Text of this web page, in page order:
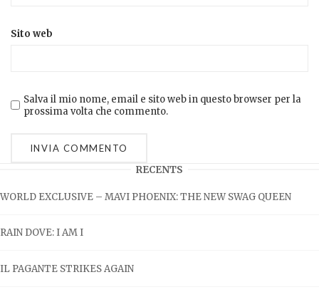
Sito web
Salva il mio nome, email e sito web in questo browser per la
prossima volta che commento.
RECENTS
WORLD EXCLUSIVE – MAVI PHOENIX: THE NEW SWAG QUEEN
RAIN DOVE: I AM I
IL PAGANTE STRIKES AGAIN